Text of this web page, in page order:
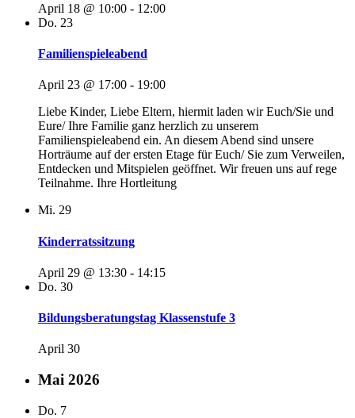
April 18 @ 10:00 - 12:00
Do. 23
Familienspieleabend
April 23 @ 17:00 - 19:00
Liebe Kinder, Liebe Eltern, hiermit laden wir Euch/Sie und
Eure/ Ihre Familie ganz herzlich zu unserem
Familienspieleabend ein. An diesem Abend sind unsere
Horträume auf der ersten Etage für Euch/ Sie zum Verweilen,
Entdecken und Mitspielen geöffnet. Wir freuen uns auf rege
Teilnahme. Ihre Hortleitung
Mi. 29
Kinderratssitzung
April 29 @ 13:30 - 14:15
Do. 30
Bildungsberatungstag Klassenstufe 3
April 30
Mai 2026
Do. 7